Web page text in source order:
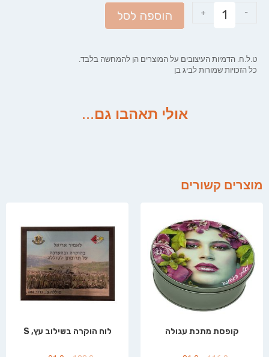
-
+ הוספה לסל
ט.ל.ח. הדמיות העיצובים על המוצרים הן להמחשה בלבד.
כל הזכויות שמורות לביג בן
אולי תאהבו גם...
מוצרים קשורים
קופסת מתכת עגולה לוח הוקרה בשילוב עץ, S